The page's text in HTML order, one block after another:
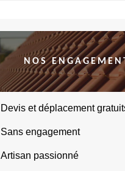
NOS
Devis et déplacement
Sans engagement
Artisan passionné